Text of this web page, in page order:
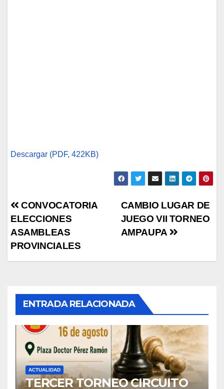
Descargar (PDF, 422KB)
Navegación
de
entradas
CAMBIO LUGAR DE
JUEGO VII TORNEO
AMPAUPA
CONVOCATORIA
ELECCIONES
ASAMBLEAS
PROVINCIALES
ENTRADA RELACIONADA
ACTUALIDAD
TERCER TORNEO CIRCUITO